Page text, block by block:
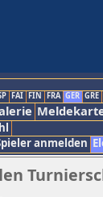
FAI FIN FRA GER GRE
anmelden